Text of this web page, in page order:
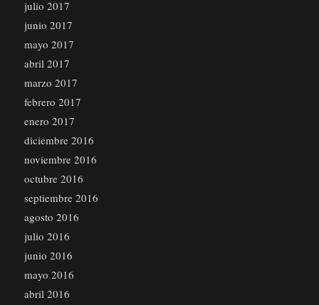
julio 2017
junio 2017
mayo 2017
abril 2017
marzo 2017
febrero 2017
enero 2017
diciembre 2016
noviembre 2016
octubre 2016
septiembre 2016
agosto 2016
julio 2016
junio 2016
mayo 2016
abril 2016